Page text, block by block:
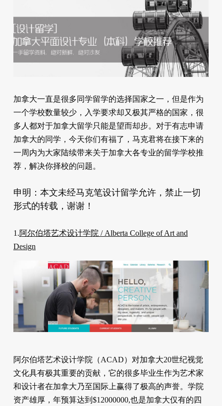
加拿大一直是很多同学留学的选择国家之一，但是作为
一个学校数量较少，入学要求却又极其严格的国家，很
多人都对于加拿大留学只能是望而却步。对于有志申请
加拿大的同学，今天你们有福了，马克君将在接下来的
一周内为大家陆续带来关于加拿大各专业的留学学校推
荐，解决你择校的问题。
申明：本文未经马克笔设计留学允许，禁止一切
形式的转载，谢谢！
1.阿尔伯塔艺术设计学院 / Alberta College of Art and
Design
阿尔伯塔艺术设计学院（ACAD）对加拿大20世纪视觉
文化具有极其重要的贡献，它的很多毕业生作为艺术家
和设计者在加拿大乃至国际上赢得了极高的声誉。学院
资产雄厚，年预算达到$12000000,也是加拿大仅有的四